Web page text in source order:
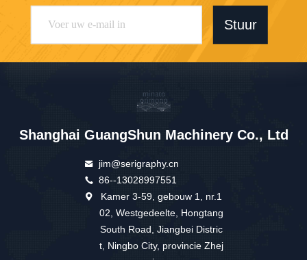
Stuur
Shanghai GuangShun Machinery Co., Ltd
jim@serigraphy.cn
86--13028997551
Kamer 3-59, gebouw 1, nr.1
02, Westgedeelte, Hongtang
South Road, Jiangbei Distric
t, Ningbo City, provincie Zhej